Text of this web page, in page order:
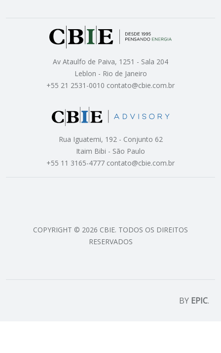
Av Ataulfo de Paiva, 1251 - Sala 204
Leblon - Rio de Janeiro
+55 21 2531-0010 contato@cbie.com.br
Rua Iguatemi, 192 - Conjunto 62
Itaim Bibi - São Paulo
+55 11 3165-4777 contato@cbie.com.br
COPYRIGHT © 2026 CBIE. TODOS OS DIREITOS
RESERVADOS
BY EPIC.